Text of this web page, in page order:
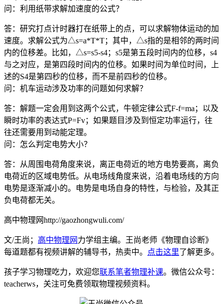
问：利用纸带求解加速度的公式？
答：研究打点计时器打在纸带上的点，可以求解物体运动的加
速度。求解公式为△s=a*T*T；其中，△s指的是相邻的两时间
内的位移差。比如，△s=s5-s4；s5是第五段时间内的位移，s4
与之对应，是第四段时间内的位移。如果时间为单位时间，上
述的S4是第四秒的位移，而不是前四秒的位移。
问：机车运动涉及功率的问题如何求解？
答：解题一定会用到这两个公式，牛顿定律公式F-f=ma；以及
瞬时功率的表达式P=Fv；如果题目涉及到恒定功率运行，往
往还需要用到动能定理。
问：怎么判定电势大小？
答：从周围电荷角度来说，离正电荷近的地方电势要高，离负
电荷近的区域电势低。从电场线角度来说，沿着电场线的方向
电势是逐渐减小的。电势是电场自身的特性，与检验，及其正
负电荷都无关。
高中物理网http://gaozhongwuli.com/
文/王尚； 高中物理网 力学组主编。王尚老师《物理自诊断》
每道题都有视频讲解的辅导书，热卖中。
点击这里了解更多。
孩子学习物理吃力，欢迎您联系笔者物理补课。微信公众号：
teacherws，关注可免费领取物理视频资料。